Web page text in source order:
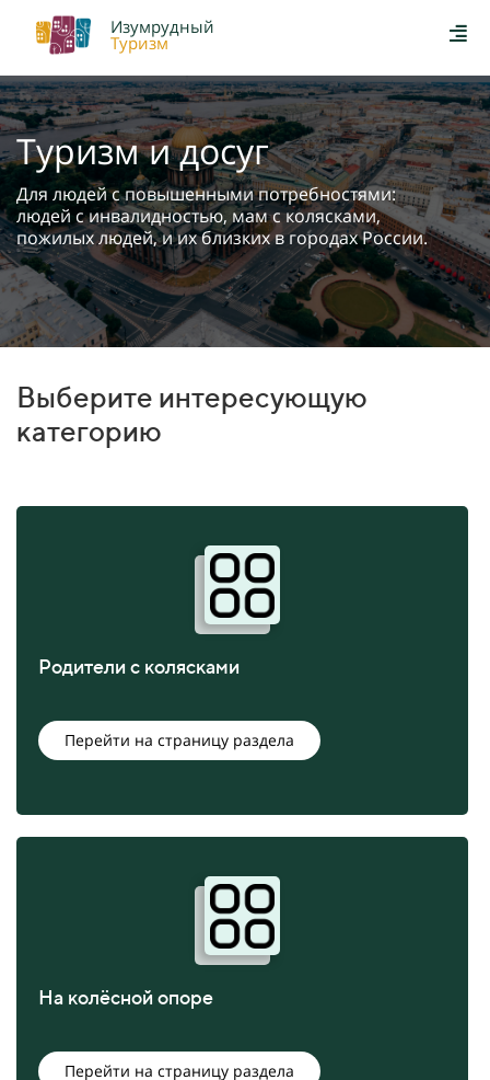
Изумрудный
Туризм
Туризм и досуг
Для людей с повышенными потребностями:
людей с инвалидностью, мам с колясками,
пожилых людей, и их близких в городах России.
Выберите интересующую
категорию
Родители с колясками
Перейти на страницу раздела
На колёсной опоре
Перейти на страницу раздела